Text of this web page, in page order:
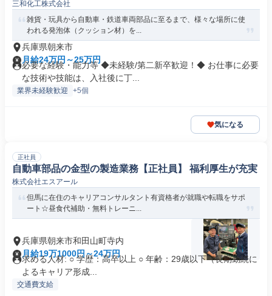
三和化工株式会社
雑貨・玩具から自動車・鉄道車両部品に至るまで、様々な場所に使
われる発泡体（クッション材）を...
兵庫県朝来市
月給24万円～25万円
必要な経験・能力等 ◆未経験/第二新卒歓迎！◆ お仕事に必要
な技術や技能は、入社後に丁...
業界未経験歓迎 +5個
気になる
正社員
自動車部品の金型の製造業務【正社員】 福利厚生が充実
株式会社エスアール
但馬に在住のキャリアコンサルタント有資格者が就職や転職をサポ
ート☆昼食代補助・無料トレーニ...
兵庫県朝来市和田山町寺内
月給19万1000円～24万円
求める人材: ○ 学歴：高卒以上 ○ 年齢：29歳以下（長期勤続に
よるキャリア形成...
交通費支給